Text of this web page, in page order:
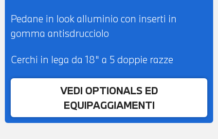
Pedane in look alluminio con inserti in
gomma antisdrucciolo
Cerchi in lega da 18" a 5 doppie razze
VEDI OPTIONALS ED
EQUIPAGGIAMENTI